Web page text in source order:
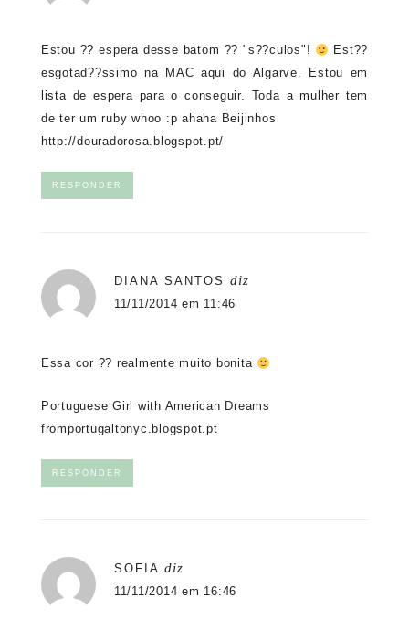
Estou ?? espera desse batom ?? "s??culos"!
Est??
esgotad??ssimo na MAC aqui do Algarve. Estou em
lista de espera para o conseguir. Toda a mulher tem
de ter um ruby whoo :p ahaha Beijinhos
http://douradorosa.blogspot.pt/
RESPONDER
DIANA SANTOS diz
11/11/2014 em 11:46
Essa cor ?? realmente muito bonita
Portuguese Girl with American Dreams
fromportugaltonyc.blogspot.pt
RESPONDER
SOFIA diz
11/11/2014 em 16:46